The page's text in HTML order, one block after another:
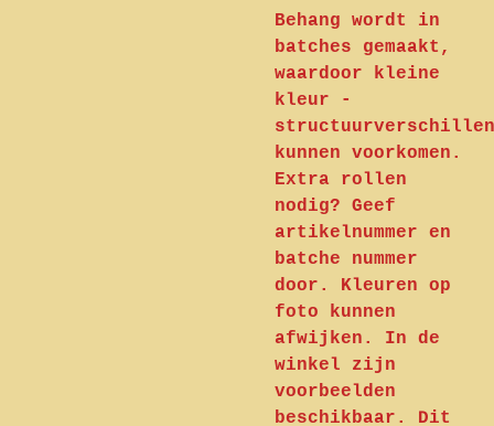
Behang wordt in
batches gemaakt,
waardoor kleine
kleur -
structuurverschillen
kunnen voorkomen.
Extra rollen
nodig? Geef
artikelnummer en
batche nummer
door. Kleuren op
foto kunnen
afwijken. In de
winkel zijn
voorbeelden
beschikbaar. Dit